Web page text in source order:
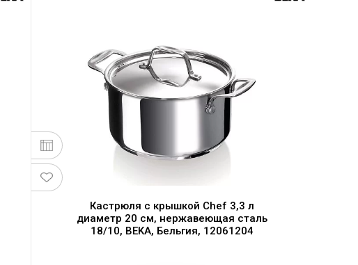
Кастрюля с крышкой Chef 3,3 л
диаметр 20 см, нержавеющая сталь
18/10, BEKA, Бельгия, 12061204